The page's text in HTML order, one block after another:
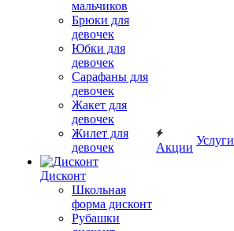
мальчиков
Брюки для
девочек
Юбки для
девочек
Сарафаны для
девочек
Жакет для
девочек
Жилет для
девочек
Дисконт
Школьная
форма дисконт
Рубашки
Акции
Услуги